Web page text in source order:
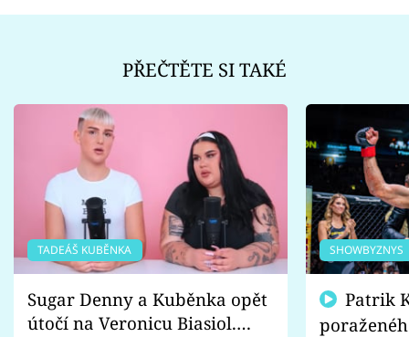
PŘEČTĚTE SI TAKÉ
TADEÁŠ KUBĚNKA
Sugar Denny a Kuběnka opět
útočí na Veronicu Biasiol.
SHOWBYZNYS